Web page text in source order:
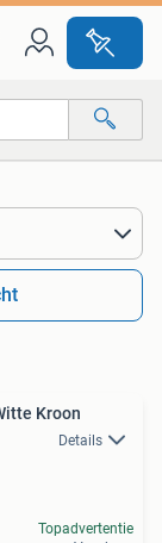
Kroon
Details
Topadvertentie